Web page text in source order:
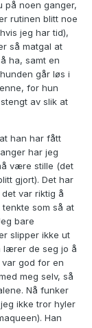
på noen ganger,
rutinen blitt noe
jeg har tid),
så matgal at
ha, samt en
går løs i
for hun
av slik at
han har fått
har jeg
være stille (det
gjort). Det har
var riktig å
som så at
bare
slipper ikke ut
lærer de seg jo å
god for en
meg selv, så
Nå funker
ikke tror hyler
Han